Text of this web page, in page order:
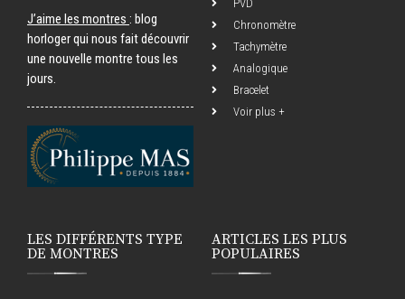
J’aime les montres : blog
horloger qui nous fait découvrir
une nouvelle montre tous les
jours.
PVD
Chronomètre
Tachymètre
Analogique
Bracelet
Voir plus +
LES DIFFÉRENTS TYPE
DE MONTRES
ARTICLES LES PLUS
POPULAIRES